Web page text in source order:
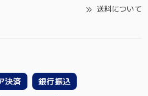
送料について
決済 銀行振込